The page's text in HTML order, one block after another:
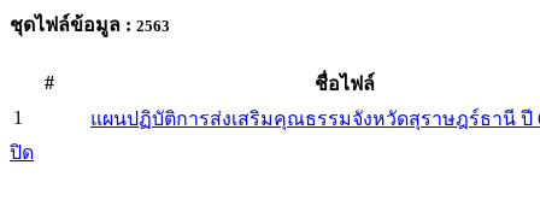
ชุดไฟล์ข้อมูล : 2563
#
ชื่อไฟล์
1
แผนปฏิบัติการส่งเสริมคุณธรรมจังหวัดสุราษฎร์ธานี ปี
ปิด